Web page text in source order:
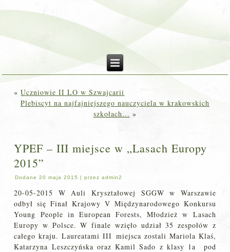
«Uczniowie II LO w Szwajcarii
Plebiscyt na najfajniejszego nauczyciela w krakowskich
szkołach… »
YPEF – III miejsce w „Lasach Europy
2015”
Dodane 20 maja 2015 |przez admin2
20-05-2015 W Auli Kryształowej SGGW w Warszawie
odbył się Finał Krajowy V Międzynarodowego Konkursu
Young People in European Forests, Młodzież w Lasach
Europy w Polsce. W finale wzięło udział 35 zespołów z
całego kraju. Laureatami III miejsca zostali Mariola Klaś,
Katarzyna Leszczyńska oraz Kamil Sado z klasy 1a pod